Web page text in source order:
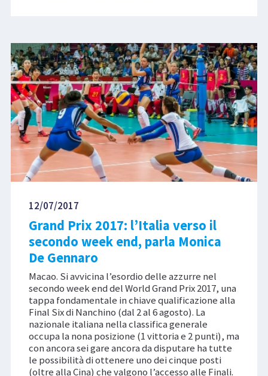
12/07/2017
Grand Prix 2017: l’Italia verso il
secondo week end, parla Monica
De Gennaro
Macao. Si avvicina l’esordio delle azzurre nel
secondo week end del World Grand Prix 2017, una
tappa fondamentale in chiave qualificazione alla
Final Six di Nanchino (dal 2 al 6 agosto). La
nazionale italiana nella classifica generale
occupa la nona posizione (1 vittoria e 2 punti), ma
con ancora sei gare ancora da disputare ha tutte
le possibilità di ottenere uno dei cinque posti
(oltre alla Cina) che valgono l’accesso alle Finali.